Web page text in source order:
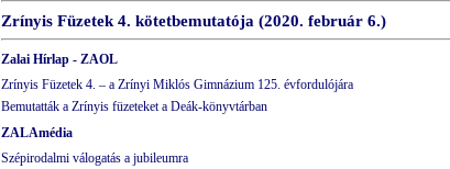
Zrínyis Füzetek 4. kötetbemutatója (2020. február 6.)
Zalai Hírlap - ZAOL
Zrínyis Füzetek 4. – a Zrínyi Miklós Gimnázium 125. évfordulójára
Bemutatták a Zrínyis füzeteket a Deák-könyvtárban
ZALAmédia
Szépirodalmi válogatás a jubileumra